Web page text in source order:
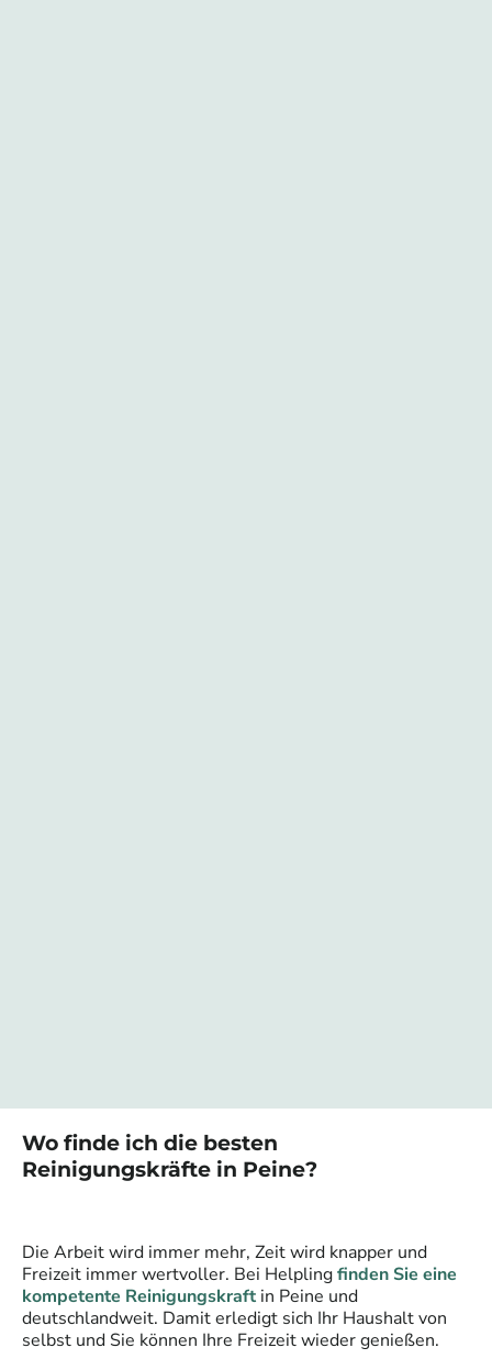
Wo finde ich die besten
Reinigungskräfte in Peine?
Die Arbeit wird immer mehr, Zeit wird knapper und
Freizeit immer wertvoller. Bei Helplingfinden Sie eine
kompetente Reinigungskraft in Peine und
deutschlandweit. Damit erledigt sich Ihr Haushalt von
selbst und Sie können Ihre Freizeit wieder genießen.